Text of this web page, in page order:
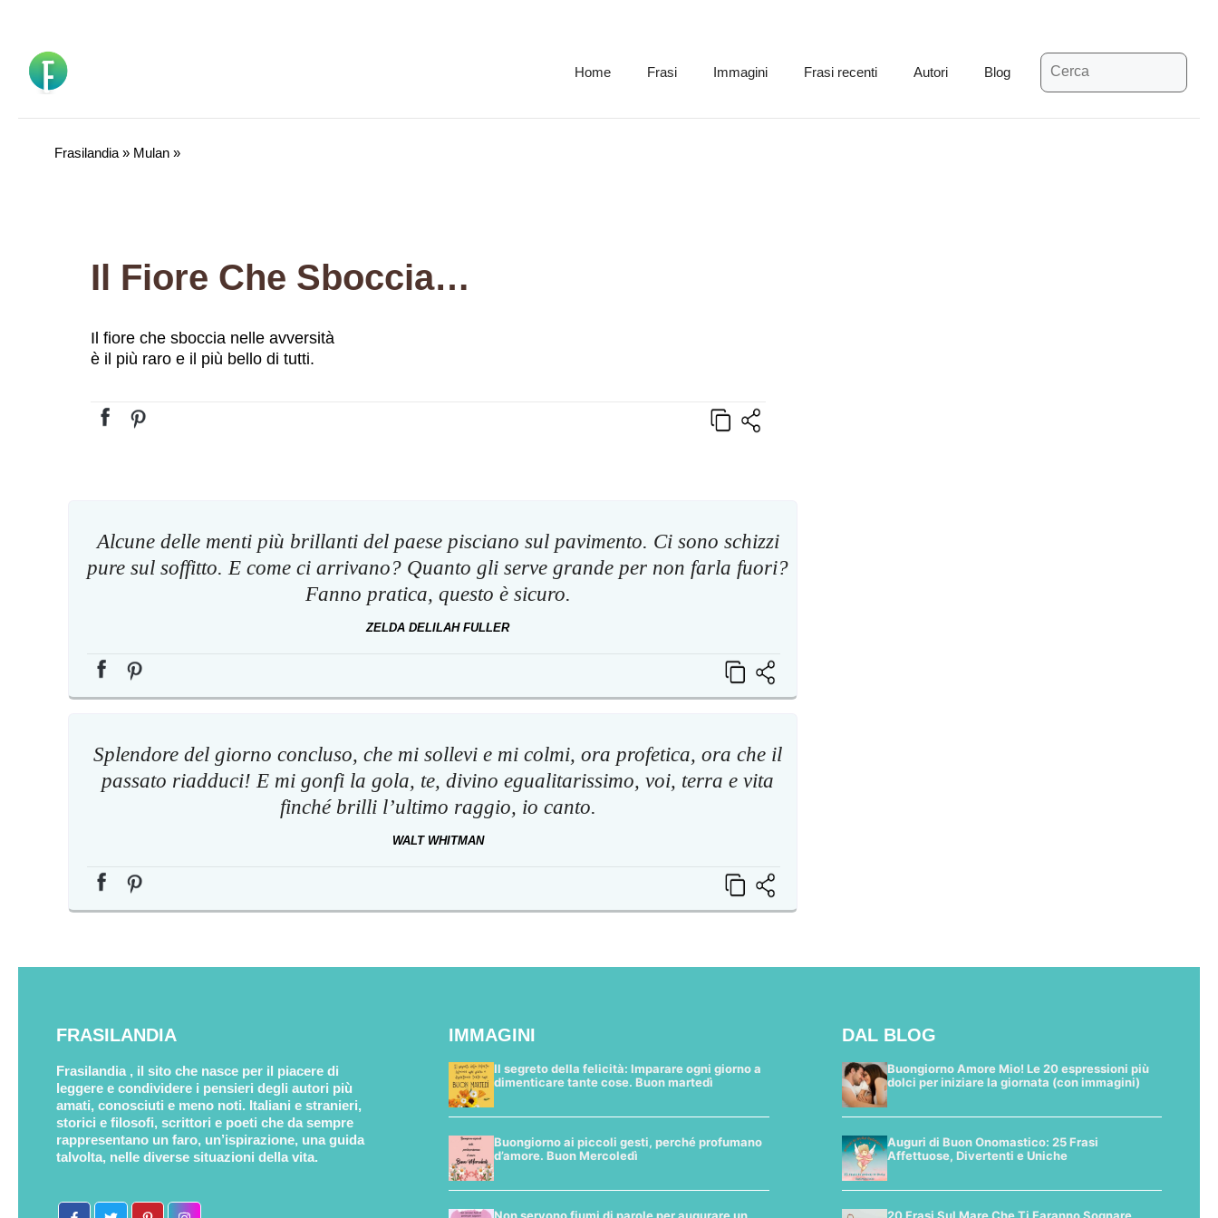
contenuto
Home Frasi Immagini Frasi recenti Autori Blog
Ricerca
per:
Frasilandia » Mulan »
Il Fiore Che Sboccia…
Il fiore che sboccia nelle avversità
è il più raro e il più bello di tutti.
Alcune delle menti più brillanti del paese pisciano sul pavimento. Ci sono schizzi
pure sul soffitto. E come ci arrivano? Quanto gli serve grande per non farla fuori?
Fanno pratica, questo è sicuro.
ZELDA DELILAH FULLER
Splendore del giorno concluso, che mi sollevi e mi colmi, ora profetica, ora che il
passato riadduci! E mi gonfi la gola, te, divino egualitarissimo, voi, terra e vita
finché brilli l’ultimo raggio, io canto.
WALT WHITMAN
FRASILANDIA
Frasilandia , il sito che nasce per il piacere di
leggere e condividere i pensieri degli autori più
amati, conosciuti e meno noti. Italiani e stranieri,
storici e filosofi, scrittori e poeti che da sempre
rappresentano un faro, un’ispirazione, una guida
talvolta, nelle diverse situazioni della vita.
IMMAGINI
Il segreto della felicità: Imparare ogni giorno a
dimenticare tante cose. Buon martedì
Buongiorno ai piccoli gesti, perché profumano
d’amore. Buon Mercoledì
Non servono fiumi di parole per augurare un
DAL BLOG
Buongiorno Amore Mio! Le 20 espressioni più
dolci per iniziare la giornata (con immagini)
Auguri di Buon Onomastico: 25 Frasi
Affettuose, Divertenti e Uniche
20 Frasi Sul Mare Che Ti Faranno Sognare